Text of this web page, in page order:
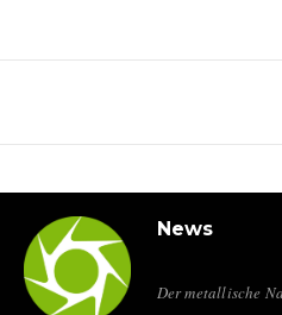
News
Der metallische